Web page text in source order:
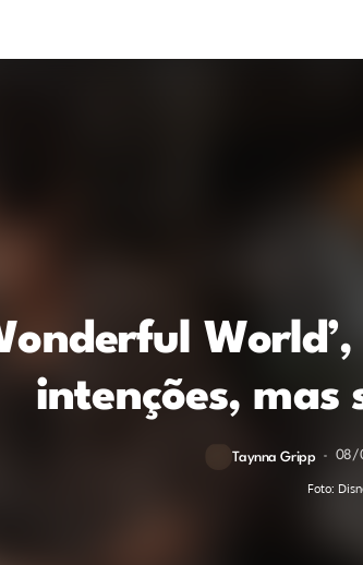
intenções, mas
Taynna Gripp 08/
Foto: